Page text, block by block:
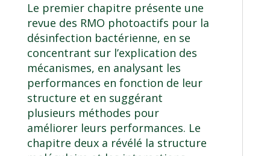
Le premier chapitre présente une
revue des RMO photoactifs pour la
désinfection bactérienne, en se
concentrant sur l’explication des
mécanismes, en analysant les
performances en fonction de leur
structure et en suggérant
plusieurs méthodes pour
améliorer leurs performances. Le
chapitre deux a révélé la structure